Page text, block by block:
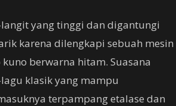
yang tinggi dan digantungi
karena dilengkapi sebuah mesin
berwarna hitam. Suasana
klasik yang mampu
terpampang etalase dan